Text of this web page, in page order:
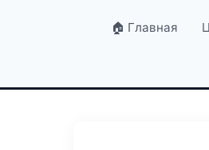
🏠 Главная